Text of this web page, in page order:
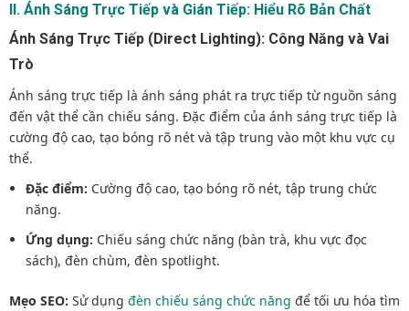
II. Ánh Sáng Trực Tiếp và Gián Tiếp: Hiểu Rõ Bản Chất
Ánh Sáng Trực Tiếp (Direct Lighting): Công Năng và Vai
Trò
Ánh sáng trực tiếp là ánh sáng phát ra trực tiếp từ nguồn sáng
đến vật thể cần chiếu sáng. Đặc điểm của ánh sáng trực tiếp là
cường độ cao, tạo bóng rõ nét và tập trung vào một khu vực cụ
thể.
Đặc điểm: Cường độ cao, tạo bóng rõ nét, tập trung chức
năng.
Ứng dụng: Chiếu sáng chức năng (bàn trà, khu vực đọc
sách), đèn chùm, đèn spotlight.
Mẹo SEO: Sử dụng đèn chiếu sáng chức năng để tối ưu hóa tìm